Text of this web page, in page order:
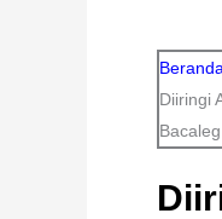
Beranda
Diiringi
Bacaleg